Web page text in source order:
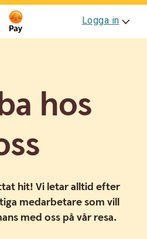
Logga in
hos
hit! Vi letar alltid efter
medarbetare som vill
med oss på vår resa.